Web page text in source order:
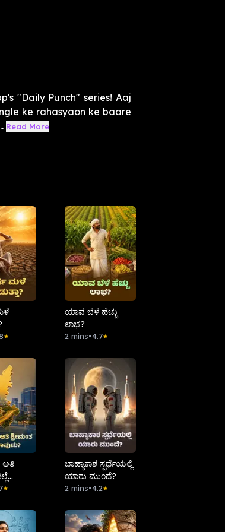
"Daily Punch" series! Aaj
ke rahasyaon ke baare
Read More
★
ಯಾವ ಬೆಳೆ ಹೆಚ್ಚು
ಲಾಭ?
2 mins•4.7★
ಅತಿ
★
ಬಾಹ್ಯಾಕಾಶ ಸ್ಪರ್ಧೆಯಲ್ಲಿ
ಯಾರು ಮುಂದೆ?
2 mins•4.2★